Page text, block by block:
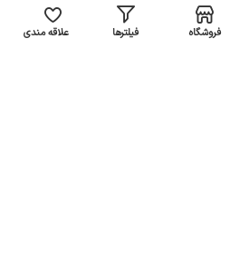
فروشگاه فیلترها علاقه مندی